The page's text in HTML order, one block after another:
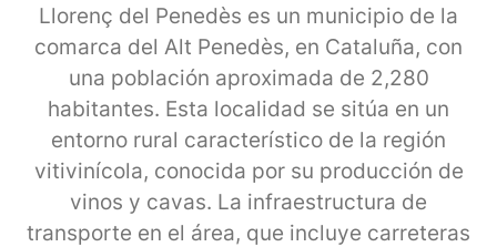
Llorenç del Penedès es un municipio de la
comarca del Alt Penedès, en Cataluña, con
una población aproximada de 2,280
habitantes. Esta localidad se sitúa en un
entorno rural característico de la región
vitivinícola, conocida por su producción de
vinos y cavas. La infraestructura de
transporte en el área, que incluye carreteras